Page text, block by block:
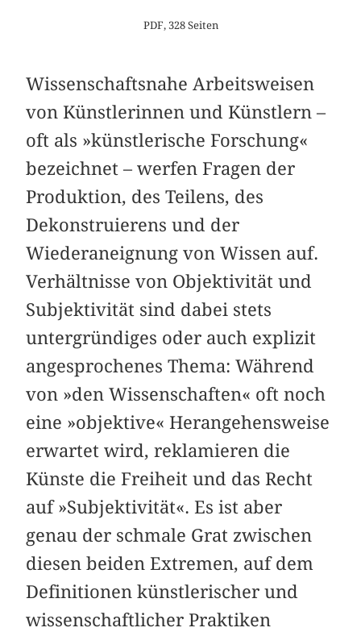
PDF, 328 Seiten
Wissenschaftsnahe Arbeitsweisen
von Künstlerinnen und Künstlern –
oft als »künstlerische Forschung«
bezeichnet – werfen Fragen der
Produktion, des Teilens, des
Dekonstruierens und der
Wiederaneignung von Wissen auf.
Verhältnisse von Objektivität und
Subjektivität sind dabei stets
untergründiges oder auch explizit
angesprochenes Thema: Während
von »den Wissenschaften« oft noch
eine »objektive« Herangehensweise
erwartet wird, reklamieren die
Künste die Freiheit und das Recht
auf »Subjektivität«. Es ist aber
genau der schmale Grat zwischen
diesen beiden Extremen, auf dem
Definitionen künstlerischer und
wissenschaftlicher Praktiken